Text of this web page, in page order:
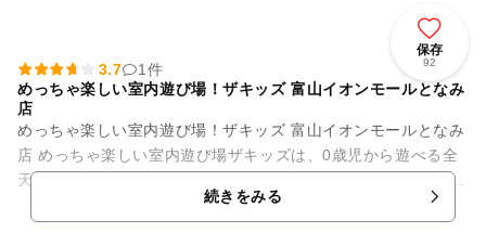
保存
92
3.7
1件
めっちゃ楽しい室内遊び場！ザキッズ 富山イオンモールとなみ
店
めっちゃ楽しい室内遊び場！ザキッズ 富山イオンモールとなみ
店 めっちゃ楽しい室内遊び場ザキッズは、0歳児から遊べる全
天候型室内遊び場！ ビタミンカラーで彩られた施設内には、幼
続きをみる